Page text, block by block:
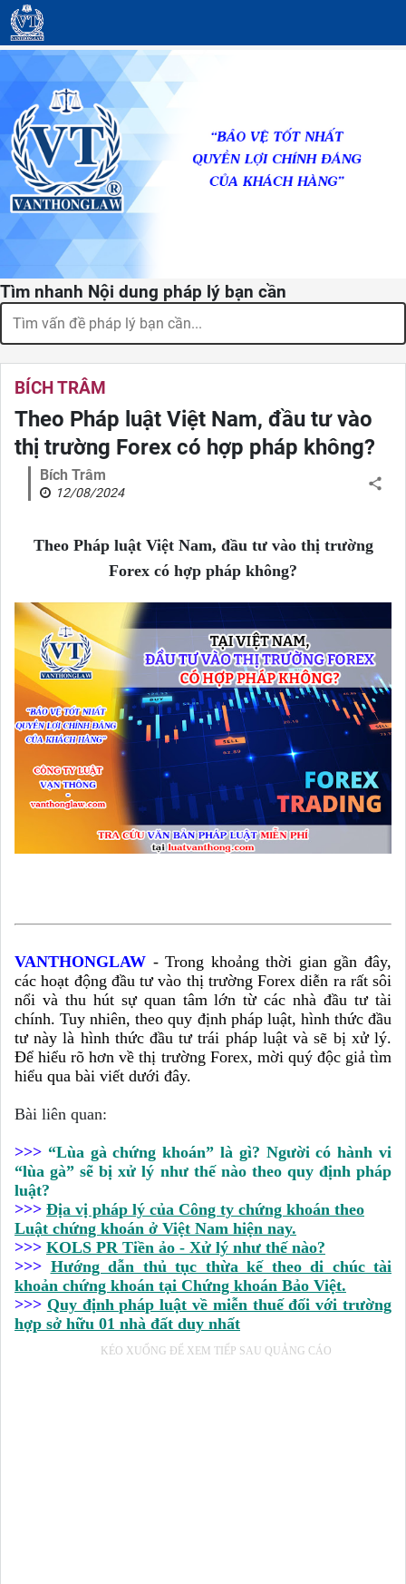
Tìm nhanh Nội dung pháp lý bạn cần
BÍCH TRÂM
Theo Pháp luật Việt Nam, đầu tư vào
thị trường Forex có hợp pháp không?
Bích Trâm
12/08/2024
Theo Pháp luật Việt Nam, đầu tư vào thị trường
Forex có hợp pháp không?
VANTHONGLAW -Trong khoảng thời gian gần đây,
các hoạt động đầu tư vào thị trường Forex diễn ra rất sôi
nổi và thu hút sự quan tâm lớn từ các nhà đầu tư tài
chính. Tuy nhiên, theo quy định pháp luật, hình thức đầu
tư này là hình thức đầu tư trái pháp luật và sẽ bị xử lý.
Để hiểu rõ hơn về thị trường Forex, mời quý độc giả tìm
hiểu qua bài viết dưới đây.
Bài liên quan:
>>> “Lùa gà chứng khoán” là gì? Người có hành vi
“lùa gà” sẽ bị xử lý như thế nào theo quy định pháp
luật?
>>> Địa vị pháp lý của Công ty chứng khoán theo
Luật chứng khoán ở Việt Nam hiện nay.
>>> KOLS PR Tiền ảo - Xử lý như thế nào?
>>> Hướng dẫn thủ tục thừa kế theo di chúc tài
khoản chứng khoán tại Chứng khoán Bảo Việt.
>>> Quy định pháp luật về miễn thuế đối với trường
hợp sở hữu 01 nhà đất duy nhất